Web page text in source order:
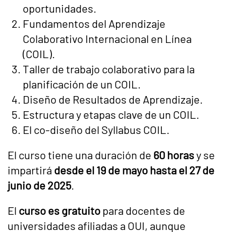
oportunidades.
Fundamentos del Aprendizaje
Colaborativo Internacional en Línea
(COIL).
Taller de trabajo colaborativo para la
planificación de un COIL.
Diseño de Resultados de Aprendizaje.
Estructura y etapas clave de un COIL.
El co-diseño del Syllabus COIL.
El curso tiene una duración de 60 horasy se
impartirá desde el 19 de mayo hasta el 27 de
junio de 2025
El curso es gratuitopara docentes de
universidades afiliadas a OUI, aunque